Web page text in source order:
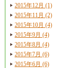
2015年12月 (1)
2015年11月 (2)
2015年10月 (4)
2015年9月 (4)
2015年8月 (4)
2015年7月 (6)
2015年6月 (6)